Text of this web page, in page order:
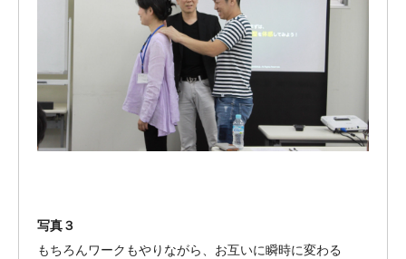
写真３
もちろんワークもやりながら、お互いに瞬時に変わる